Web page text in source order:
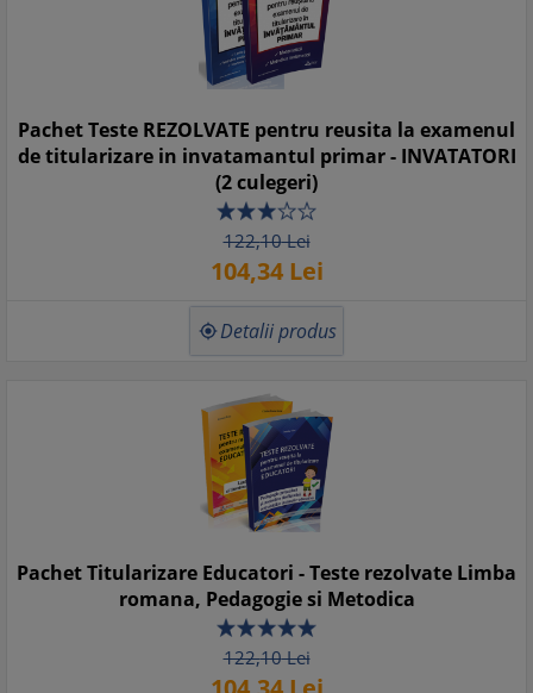
Pachet Teste REZOLVATE pentru reusita la examenul
de titularizare in invatamantul primar - INVATATORI
(2 culegeri)
122,10Lei
104,34Lei
 Detalii produs
Pachet Titularizare Educatori - Teste rezolvate Limba
romana, Pedagogie si Metodica
122,10Lei